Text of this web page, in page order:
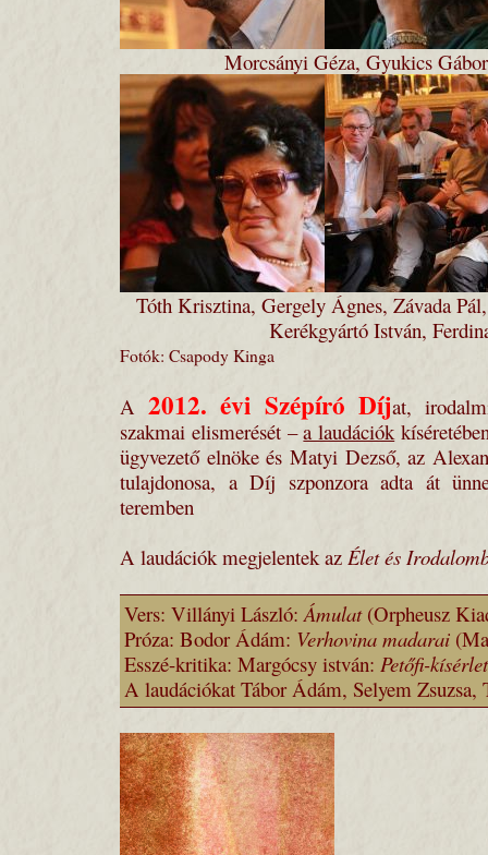
Morcsányi Géza, Gyukics
Tóth Krisztina, Gergely Ágnes, Závada
Kerékgyártó István,
Fotók: Csapody Kinga
A 2012. évi Szépíró Díjat,
szakmai elismerését –a laudációk
ügyvezető elnöke és Matyi Dezső, az
tulajdonosa, a Díj szponzora adta át
teremben
A laudációk megjelentek az Élet és
Vers: Villányi László:Ámulat(Orpheusz
Próza: Bodor Ádám: Verhovina madarai
Esszé-kritika: Margócsy istván: Petőfi-
A laudációkat Tábor Ádám, Selyem Zsuzsa,